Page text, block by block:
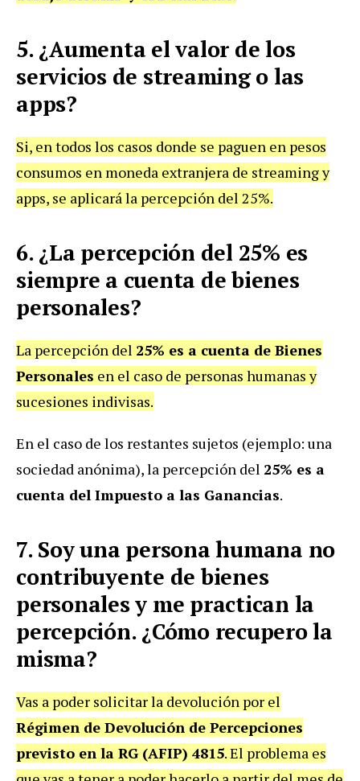
5. ¿Aumenta el valor de los
servicios de streaming o las
apps?
Si, en todos los casos donde se paguen en pesos
consumos en moneda extranjera de streaming y
apps, se aplicará la percepción del 25%.
6. ¿La percepción del 25% es
siempre a cuenta de bienes
personales?
La percepción del 25% es a cuenta de Bienes
Personales en el caso de personas humanas y
sucesiones indivisas.
En el caso de los restantes sujetos (ejemplo: una
sociedad anónima), la percepción del 25% es a
cuenta del Impuesto a las Ganancias.
7. Soy una persona humana no
contribuyente de bienes
personales y me practican la
percepción. ¿Cómo recupero la
misma?
Vas a poder solicitar la devolución por el
Régimen de Devolución de Percepciones
previsto en la RG (AFIP) 4815. El problema es